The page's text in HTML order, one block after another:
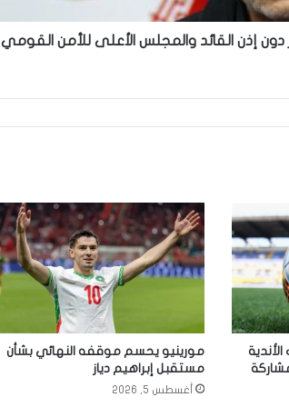
دون إذن القائد والمجلس الأعلى للأمن القومي
مورينيو يحسم موقفه النهائي بشأن
مستقبل إبراهيم دياز
أغسطس 5, 2026